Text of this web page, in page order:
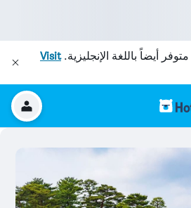
متوفر أيضاً باللغة الإنجليزية.Visit